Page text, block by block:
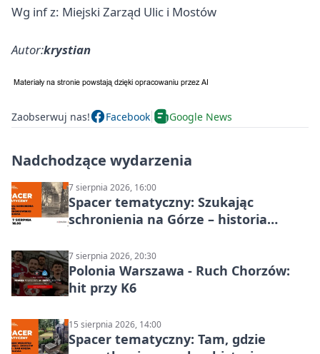
Wg inf z: Miejski Zarząd Ulic i Mostów
Autor:krystian
Zaobserwuj nas! Facebook Google News
Nadchodzące wydarzenia
7 sierpnia 2026, 16:00
Spacer tematyczny: Szukając
schronienia na Górze – historia
7 sierpnia 2026, 20:30
Polonia Warszawa - Ruch Chorzów:
hit przy K6
15 sierpnia 2026, 14:00
Spacer tematyczny: Tam, gdzie